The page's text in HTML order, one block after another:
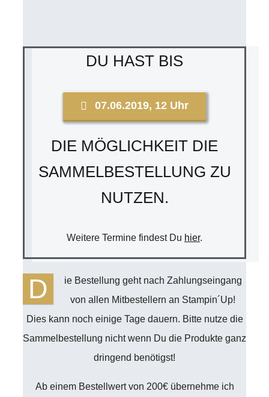
DU HAST BIS
07.06.2019, 12 Uhr
DIE MÖGLICHKEIT DIE
SAMMELBESTELLUNG ZU
NUTZEN.
Weitere Termine findest Du hier.
D
ie Bestellung geht nach Zahlungseingang
von allen Mitbestellern an Stampin´Up!
Dies kann noch einige Tage dauern. Bitte nutze die
Sammelbestellung nicht wenn Du die Produkte ganz
dringend benötigst!
Ab einem Bestellwert von 200€ übernehme ich